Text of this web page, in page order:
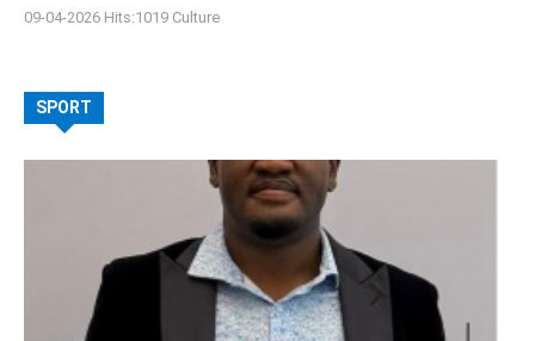
09-04-2026 Hits:1019 Culture
SPORT